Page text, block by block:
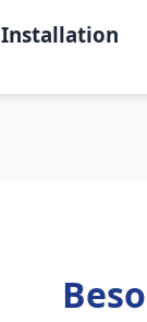
Installation